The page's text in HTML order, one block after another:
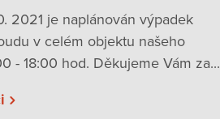
2021 je naplánován výpadek
v celém objektu našeho
- 18:00 hod. Děkujeme Vám za...